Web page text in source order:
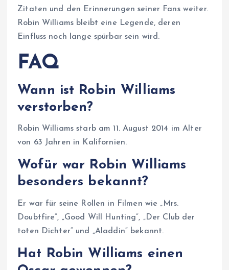
Zitaten und den Erinnerungen seiner Fans weiter.
Robin Williams bleibt eine Legende, deren
Einfluss noch lange spürbar sein wird.
FAQ
Wann ist Robin Williams
verstorben?
Robin Williams starb am 11. August 2014 im Alter
von 63 Jahren in Kalifornien.
Wofür war Robin Williams
besonders bekannt?
Er war für seine Rollen in Filmen wie „Mrs.
Doubtfire“, „Good Will Hunting“, „Der Club der
toten Dichter“ und „Aladdin“ bekannt.
Hat Robin Williams einen